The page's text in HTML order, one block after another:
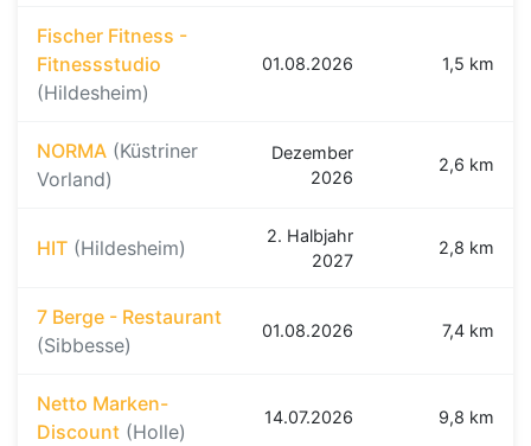
Fischer Fitness -
Fitnessstudio
(Hildesheim)
01.08.2026 1,5 km
NORMA (Küstriner
Vorland)
Dezember
2026
2,6 km
HIT (Hildesheim)
2. Halbjahr
2027
2,8 km
7 Berge - Restaurant
(Sibbesse)
01.08.2026 7,4 km
Netto Marken-
Discount (Holle)
14.07.2026 9,8 km